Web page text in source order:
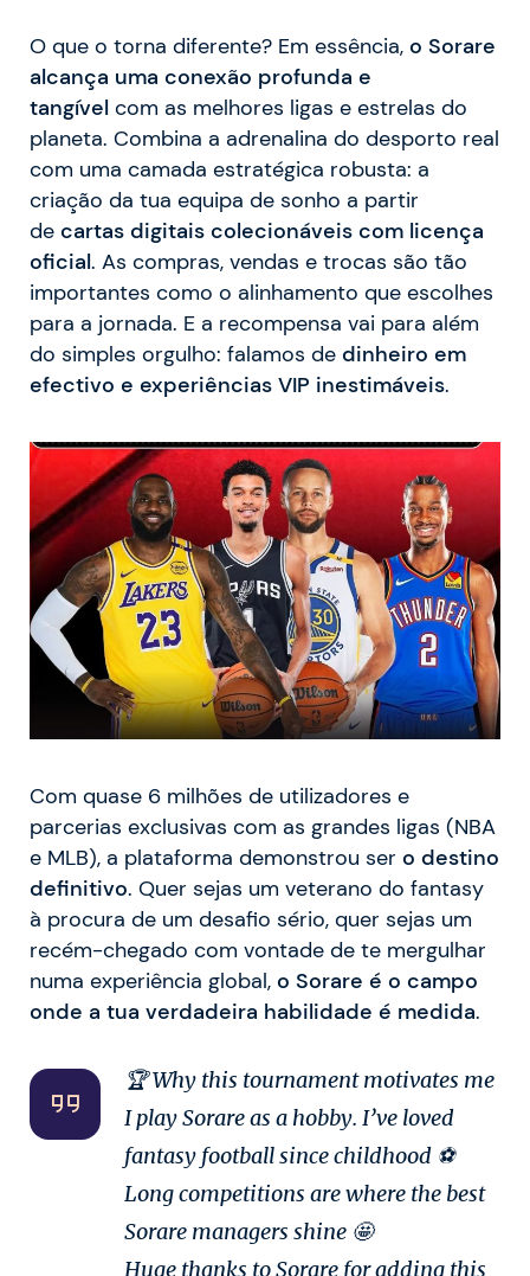
O que o torna diferente? Em essência, o Sorare
alcança uma conexão profunda e
tangível com as melhores ligas e estrelas do
planeta. Combina a adrenalina do desporto real
com uma camada estratégica robusta: a
criação da tua equipa de sonho a partir
de cartas digitais colecionáveis com licença
oficial. As compras, vendas e trocas são tão
importantes como o alinhamento que escolhes
para a jornada. E a recompensa vai para além
do simples orgulho: falamos de dinheiro em
efectivo e experiências VIP inestimáveis.
Com quase 6 milhões de utilizadores e
parcerias exclusivas com as grandes ligas (NBA
e MLB), a plataforma demonstrou ser o destino
definitivo. Quer sejas um veterano do fantasy
à procura de um desafio sério, quer sejas um
recém-chegado com vontade de te mergulhar
numa experiência global, o Sorare é o campo
onde a tua verdadeira habilidade é medida.
🏆 Why this tournament motivates me
I play Sorare as a hobby. I’ve loved
fantasy football since childhood ⚽️
Long competitions are where the best
Sorare managers shine 🤩
Huge thanks to Sorare for adding this